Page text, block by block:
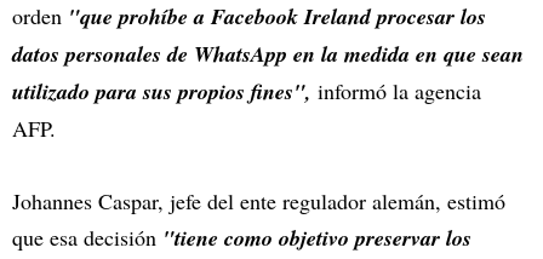
orden "que prohíbe a Facebook Ireland procesar los
datos personales de WhatsApp en la medida en que sean
utilizado para sus propios fines", informó la agencia
AFP.
Johannes Caspar, jefe del ente regulador alemán, estimó
que esa decisión "tiene como objetivo preservar los